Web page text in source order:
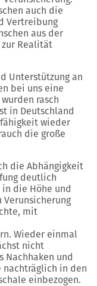
auch die
Vertreibung
aus der
zur Realität
Unterstützung an
bei uns eine
rasch
in Deutschland
wieder
die große
die Abhängigkeit
deutlich
in die Höhe und
mit
Wieder einmal
nicht
Nachhaken und
nachträglich in den
einbezogen.